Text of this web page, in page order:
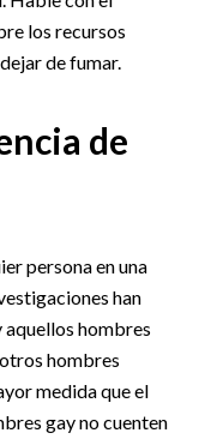
los recursos
de fumar.
de
persona en una
han
hombres
hombres
medida que el
gay no cuenten